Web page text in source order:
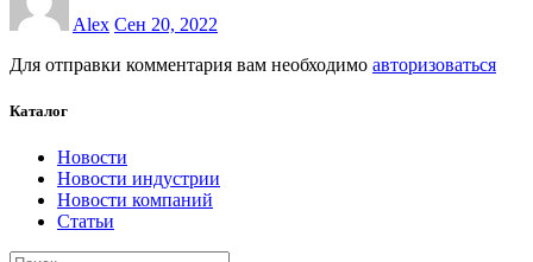
Alex Сен 20, 2022
Для отправки комментария вам необходимо авторизоваться
Каталог
Новости
Новости индустрии
Новости компаний
Статьи